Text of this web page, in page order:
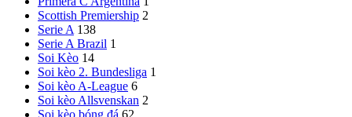
Scottish Premiership 2
Serie A 138
Serie A Brazil 1
Soi Kèo 14
Soi kèo 2. Bundesliga 1
Soi kèo A-League 6
Soi kèo Allsvenskan 2
Soi kèo bóng đá 62